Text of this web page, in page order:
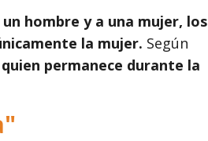
hombre y a una mujer, los
la mujer. Según
permanece durante la